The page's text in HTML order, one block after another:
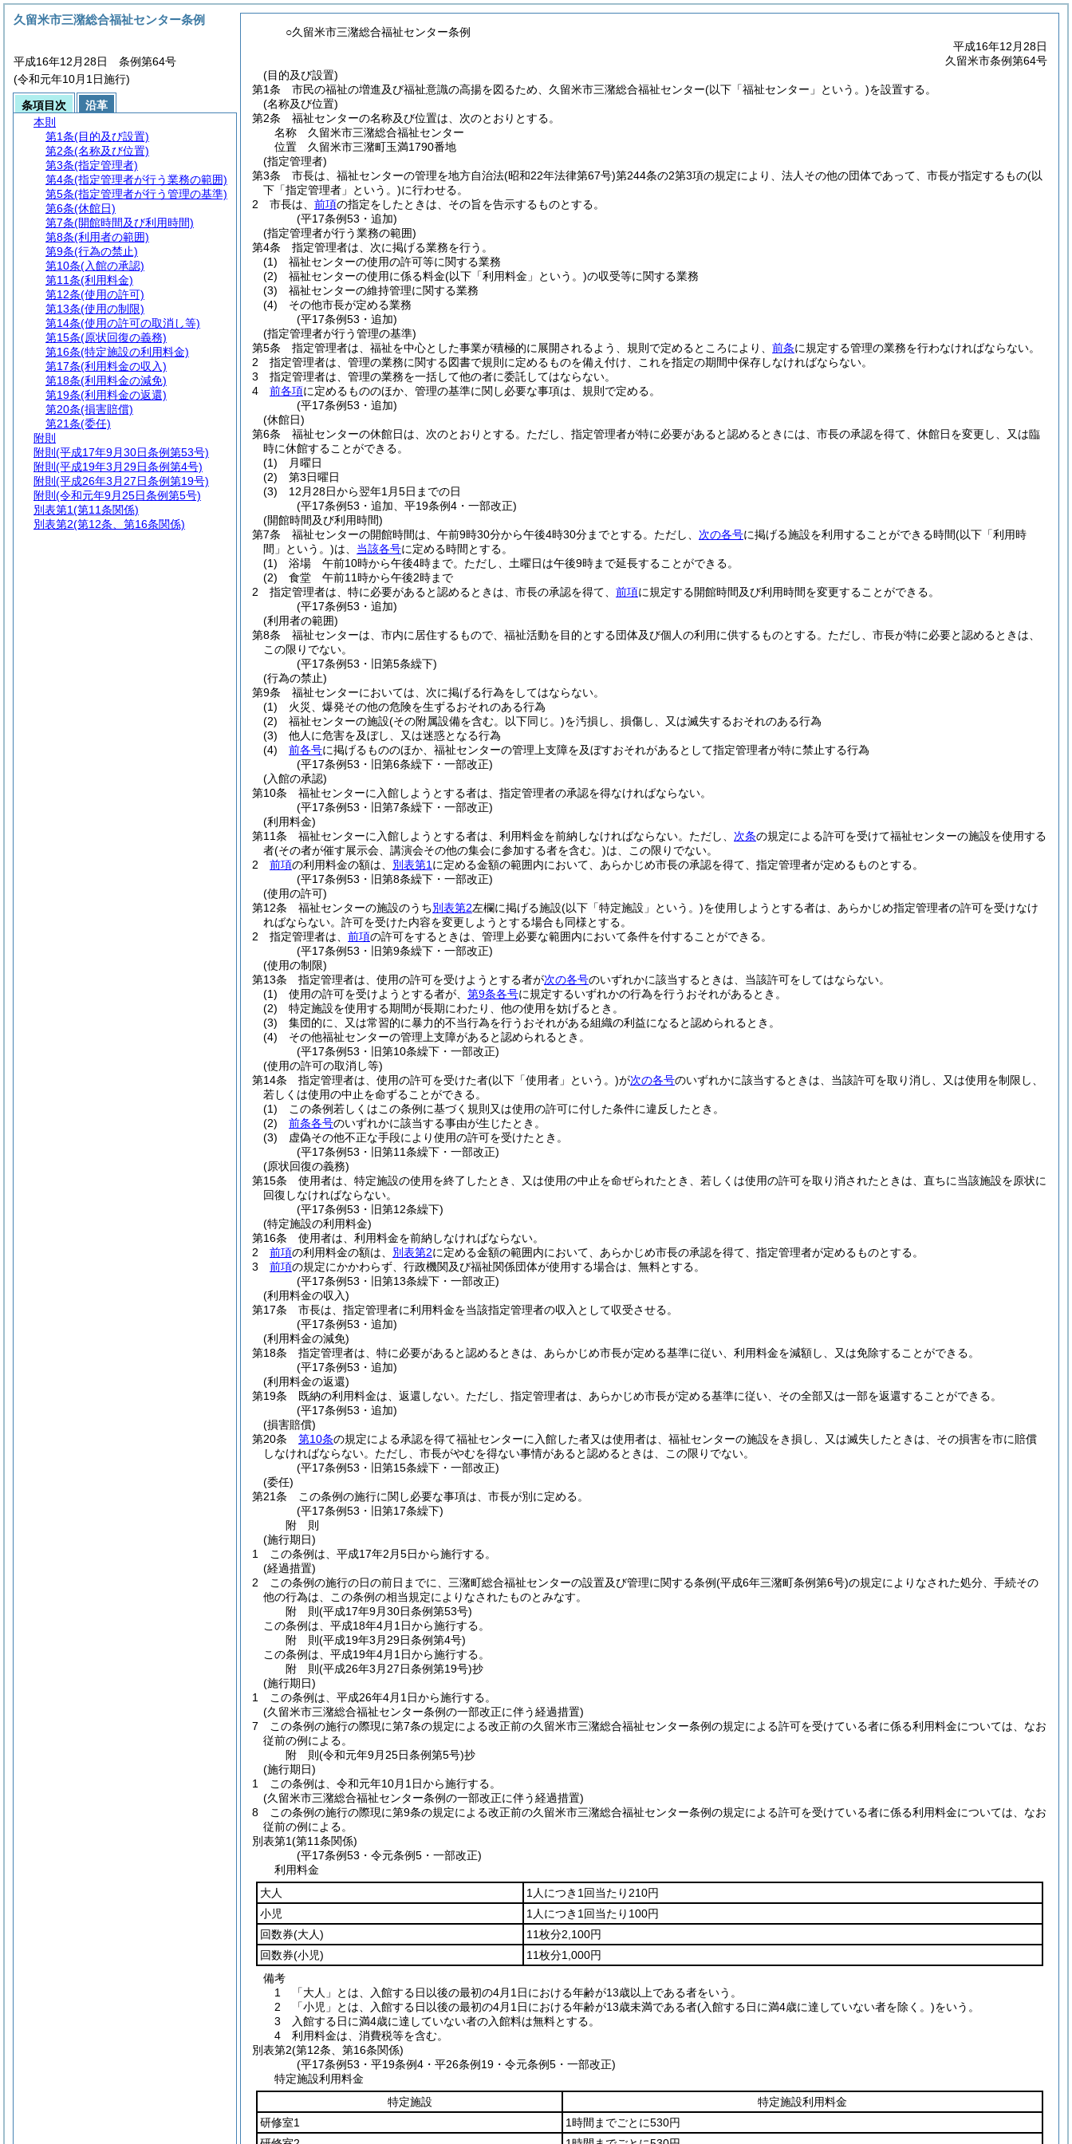
○久留米市三潴総合福祉センター条例
平成16年12月28日
久留米市条例第64号
(目的及び設置)
第1条
市民の福祉の増進及び福祉意識の高揚を図るため、久留米市三潴総合福祉センター(以下「福祉センター」という。)を設置する。
(名称及び位置)
第2条
福祉センターの名称及び位置は、次のとおりとする。
名称 久留米市三潴総合福祉センター
位置 久留米市三潴町玉満1790番地
(指定管理者)
第3条
市長は、福祉センターの管理を地方自治法(昭和22年法律第67号)第244条の2第3項の規定により、法人その他の団体であって、市長が指定するもの(以
下「指定管理者」という。)に行わせる。
2
市長は、 前項の指定をしたときは、その旨を告示するものとする。
(平17条例53・追加)
(指定管理者が行う業務の範囲)
第4条
指定管理者は、次に掲げる業務を行う。
(1)
福祉センターの使用の許可等に関する業務
(2)
福祉センターの使用に係る料金(以下「利用料金」という。)の収受等に関する業務
(3)
福祉センターの維持管理に関する業務
(4)
その他市長が定める業務
(平17条例53・追加)
(指定管理者が行う管理の基準)
第5条
指定管理者は、福祉を中心とした事業が積極的に展開されるよう、規則で定めるところにより、 前条に規定する管理の業務を行わなければならない。
2
指定管理者は、管理の業務に関する図書で規則に定めるものを備え付け、これを指定の期間中保存しなければならない。
3
指定管理者は、管理の業務を一括して他の者に委託してはならない。
4
前各項に定めるもののほか、管理の基準に関し必要な事項は、規則で定める。
(平17条例53・追加)
(休館日)
第6条
福祉センターの休館日は、次のとおりとする。 ただし、指定管理者が特に必要があると認めるときには、市長の承認を得て、休館日を変更し、又は臨
時に休館することができる。
(1)
月曜日
(2)
第3日曜日
(3)
12月28日から翌年1月5日までの日
(平17条例53・追加、平19条例4・一部改正)
(開館時間及び利用時間)
第7条
福祉センターの開館時間は、午前9時30分から午後4時30分までとする。 ただし、 次の各号に掲げる施設を利用することができる時間(以下「利用時
間」という。)は、 当該各号に定める時間とする。
(1)
浴場 午前10時から午後4時まで。 ただし、土曜日は午後9時まで延長することができる。
(2)
食堂 午前11時から午後2時まで
2
指定管理者は、特に必要があると認めるときは、市長の承認を得て、 前項に規定する開館時間及び利用時間を変更することができる。
(平17条例53・追加)
(利用者の範囲)
第8条
福祉センターは、市内に居住するもので、福祉活動を目的とする団体及び個人の利用に供するものとする。 ただし、市長が特に必要と認めるときは、
この限りでない。
(平17条例53・旧第5条繰下)
(行為の禁止)
第9条
福祉センターにおいては、次に掲げる行為をしてはならない。
(1)
火災、爆発その他の危険を生ずるおそれのある行為
(2)
福祉センターの施設(その附属設備を含む。以下同じ。)を汚損し、損傷し、又は滅失するおそれのある行為
(3)
他人に危害を及ぼし、又は迷惑となる行為
(4)
前各号に掲げるもののほか、福祉センターの管理上支障を及ぼすおそれがあるとして指定管理者が特に禁止する行為
(平17条例53・旧第6条繰下・一部改正)
(入館の承認)
第10条
福祉センターに入館しようとする者は、指定管理者の承認を得なければならない。
(平17条例53・旧第7条繰下・一部改正)
(利用料金)
第11条
福祉センターに入館しようとする者は、利用料金を前納しなければならない。 ただし、 次条の規定による許可を受けて福祉センターの施設を使用する
者(その者が催す展示会、講演会その他の集会に参加する者を含む。)は、この限りでない。
2
前項の利用料金の額は、 別表第1 に定める金額の範囲内において、あらかじめ市長の承認を得て、指定管理者が定めるものとする。
(平17条例53・旧第8条繰下・一部改正)
(使用の許可)
第12条
福祉センターの施設のうち別表第2左欄に掲げる施設(以下「特定施設」という。)を使用しようとする者は、あらかじめ指定管理者の許可を受けなけ
ればならない。 許可を受けた内容を変更しようとする場合も同様とする。
2
指定管理者は、 前項の許可をするときは、管理上必要な範囲内において条件を付することができる。
(平17条例53・旧第9条繰下・一部改正)
(使用の制限)
第13条
指定管理者は、使用の許可を受けようとする者が次の各号のいずれかに該当するときは、当該許可をしてはならない。
(1)
使用の許可を受けようとする者が、 第9条各号に規定するいずれかの行為を行うおそれがあるとき。
(2)
特定施設を使用する期間が長期にわたり、他の使用を妨げるとき。
(3)
集団的に、又は常習的に暴力的不当行為を行うおそれがある組織の利益になると認められるとき。
(4)
その他福祉センターの管理上支障があると認められるとき。
(平17条例53・旧第10条繰下・一部改正)
(使用の許可の取消し等)
第14条
指定管理者は、使用の許可を受けた者(以下「使用者」という。)が次の各号のいずれかに該当するときは、当該許可を取り消し、又は使用を制限し、
若しくは使用の中止を命ずることができる。
(1)
この条例若しくはこの条例に基づく規則又は使用の許可に付した条件に違反したとき。
(2)
前条各号のいずれかに該当する事由が生じたとき。
(3)
虚偽その他不正な手段により使用の許可を受けたとき。
(平17条例53・旧第11条繰下・一部改正)
(原状回復の義務)
第15条
使用者は、特定施設の使用を終了したとき、又は使用の中止を命ぜられたとき、若しくは使用の許可を取り消されたときは、直ちに当該施設を原状に
回復しなければならない。
(平17条例53・旧第12条繰下)
(特定施設の利用料金)
第16条
使用者は、利用料金を前納しなければならない。
2
前項の利用料金の額は、 別表第2に定める金額の範囲内において、あらかじめ市長の承認を得て、指定管理者が定めるものとする。
3
前項の規定にかかわらず、行政機関及び福祉関係団体が使用する場合は、無料とする。
(平17条例53・旧第13条繰下・一部改正)
(利用料金の収入)
第17条
市長は、指定管理者に利用料金を当該指定管理者の収入として収受させる。
(平17条例53・追加)
(利用料金の減免)
第18条
指定管理者は、特に必要があると認めるときは、あらかじめ市長が定める基準に従い、利用料金を減額し、又は免除することができる。
(平17条例53・追加)
(利用料金の返還)
第19条
既納の利用料金は、返還しない。 ただし、指定管理者は、あらかじめ市長が定める基準に従い、その全部又は一部を返還することができる。
(平17条例53・追加)
(損害賠償)
第20条
第10条の規定による承認を得て福祉センターに入館した者又は使用者は、福祉センターの施設をき損し、又は滅失したときは、その損害を市に賠償
しなければならない。 ただし、市長がやむを得ない事情があると認めるときは、この限りでない。
(平17条例53・旧第15条繰下・一部改正)
(委任)
第21条
この条例の施行に関し必要な事項は、市長が別に定める。
(平17条例53・旧第17条繰下)
附 則
(施行期日)
1
この条例は、平成17年2月5日から施行する。
(経過措置)
2
この条例の施行の日の前日までに、三潴町総合福祉センターの設置及び管理に関する条例(平成6年三潴町条例第6号)の規定によりなされた処分、手続その
他の行為は、この条例の相当規定によりなされたものとみなす。
附 則(平成17年9月30日条例第53号)
この条例は、平成18年4月1日から施行する。
附 則(平成19年3月29日条例第4号)
この条例は、平成19年4月1日から施行する。
附 則(平成26年3月27日条例第19号)抄
(施行期日)
1
この条例は、平成26年4月1日から施行する。
(久留米市三潴総合福祉センター条例の一部改正に伴う経過措置)
7
この条例の施行の際現に第7条の規定による改正前の久留米市三潴総合福祉センター条例の規定による許可を受けている者に係る利用料金については、なお
従前の例による。
附 則(令和元年9月25日条例第5号)抄
(施行期日)
1
この条例は、令和元年10月1日から施行する。
(久留米市三潴総合福祉センター条例の一部改正に伴う経過措置)
8
この条例の施行の際現に第9条の規定による改正前の久留米市三潴総合福祉センター条例の規定による許可を受けている者に係る利用料金については、なお
従前の例による。
別表第1(第11条関係)
(平17条例53・令元条例5・一部改正)
利用料金
大人
1人につき1回当たり210円
小児
1人につき1回当たり100円
回数券(大人)
11枚分2,100円
回数券(小児)
11枚分1,000円
備考
1 「大人」とは、入館する日以後の最初の4月1日における年齢が13歳以上である者をいう。
2 「小児」とは、入館する日以後の最初の4月1日における年齢が13歳未満である者(入館する日に満4歳に達していない者を除く。)をいう。
3 入館する日に満4歳に達していない者の入館料は無料とする。
4 利用料金は、消費税等を含む。
別表第2(第12条、第16条関係)
(平17条例53・平19条例4・平26条例19・令元条例5・一部改正)
特定施設利用料金
特定施設
特定施設利用料金
研修室1
1時間までごとに530円
久留米市三潴総合福祉センター条例
平成16年12月28日 条例第64号
(令和元年10月1日施行)
条項目次
沿革
本則
第1条(目的及び設置)
第2条(名称及び位置)
第3条(指定管理者)
第4条(指定管理者が行う業務の範囲)
第5条(指定管理者が行う管理の基準)
第6条(休館日)
第7条(開館時間及び利用時間)
第8条(利用者の範囲)
第9条(行為の禁止)
第10条(入館の承認)
第11条(利用料金)
第12条(使用の許可)
第13条(使用の制限)
第14条(使用の許可の取消し等)
第15条(原状回復の義務)
第16条(特定施設の利用料金)
第17条(利用料金の収入)
第18条(利用料金の減免)
第19条(利用料金の返還)
第20条(損害賠償)
第21条(委任)
附則
附則 (平成17年9月30日条例第53号)
附則 (平成19年3月29日条例第4号)
附則 (平成26年3月27日条例第19号)
附則 (令和元年9月25日条例第5号)
別表第1(第11条関係)
別表第2(第12条、第16条関係)